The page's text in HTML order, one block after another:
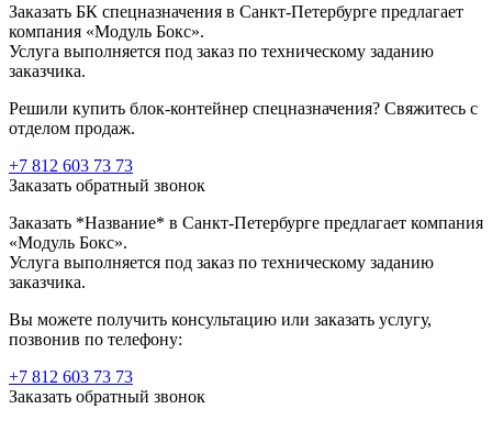
Заказать БК спецназначения в Санкт-Петербурге предлагает
компания «Модуль Бокс».
Услуга выполняется под заказ по техническому заданию
заказчика.
Решили купить блок-контейнер спецназначения? Свяжитесь с
отделом продаж.
+7 812 603 73 73
Заказать обратный звонок
Заказать *Название* в Санкт-Петербурге предлагает компания
«Модуль Бокс».
Услуга выполняется под заказ по техническому заданию
заказчика.
Вы можете получить консультацию или заказать услугу,
позвонив по телефону:
+7 812 603 73 73
Заказать обратный звонок